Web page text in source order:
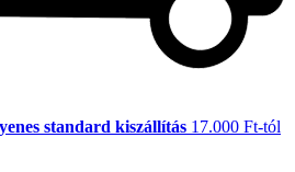
standard kiszállítás 17.000 Ft-tól